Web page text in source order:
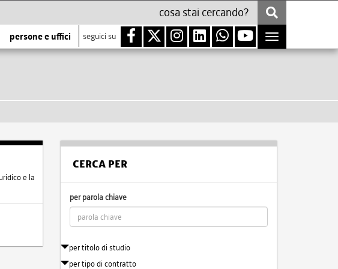
persone e uffici seguici su
Toggle
navigation
e la
CERCA PER
per parola chiave
per titolo di studio
per tipo di contratto